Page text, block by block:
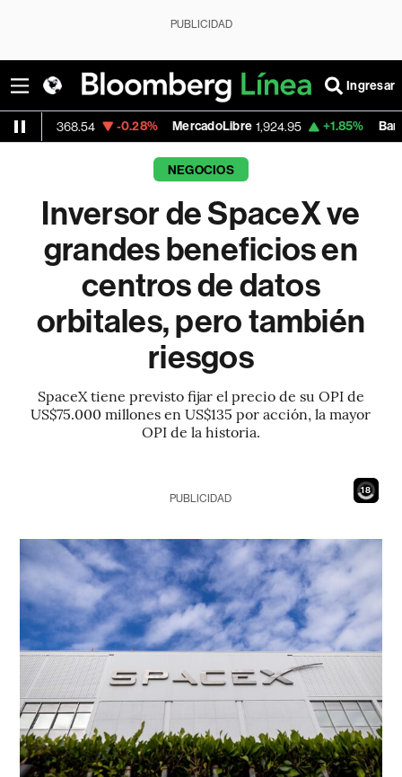
PUBLICIDAD
Ingresar
-0.28% MercadoLibre 1,924.95 +1.85% Banco de
NEGOCIOS
Inversor de SpaceX ve
grandes beneficios en
centros de datos
orbitales, pero también
riesgos
SpaceX tiene previsto fijar el precio de su OPI de
US$75.000 millones en US$135 por acción, la mayor
OPI de la historia.
17
PUBLICIDAD